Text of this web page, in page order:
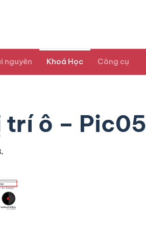
nguyên Khoá Học Công cụ
trí ô – Pic05
.